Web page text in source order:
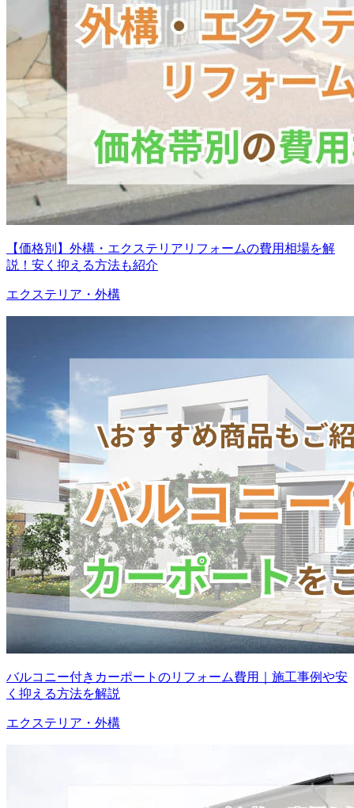
【価格別】外構・エクステリアリフォームの費用相場を解
説！安く抑える方法も紹介
エクステリア・外構
バルコニー付きカーポートのリフォーム費用｜施工事例や安
く抑える方法を解説
エクステリア・外構